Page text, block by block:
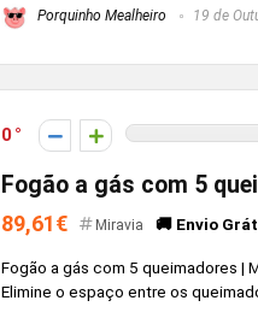
Porquinho Mealheiro 19 de
0
Fogão a gás com 5
89,61€ Miravia 🚚 Envio
Fogão a gás com 5 queimadores |
Elimine o espaço entre os